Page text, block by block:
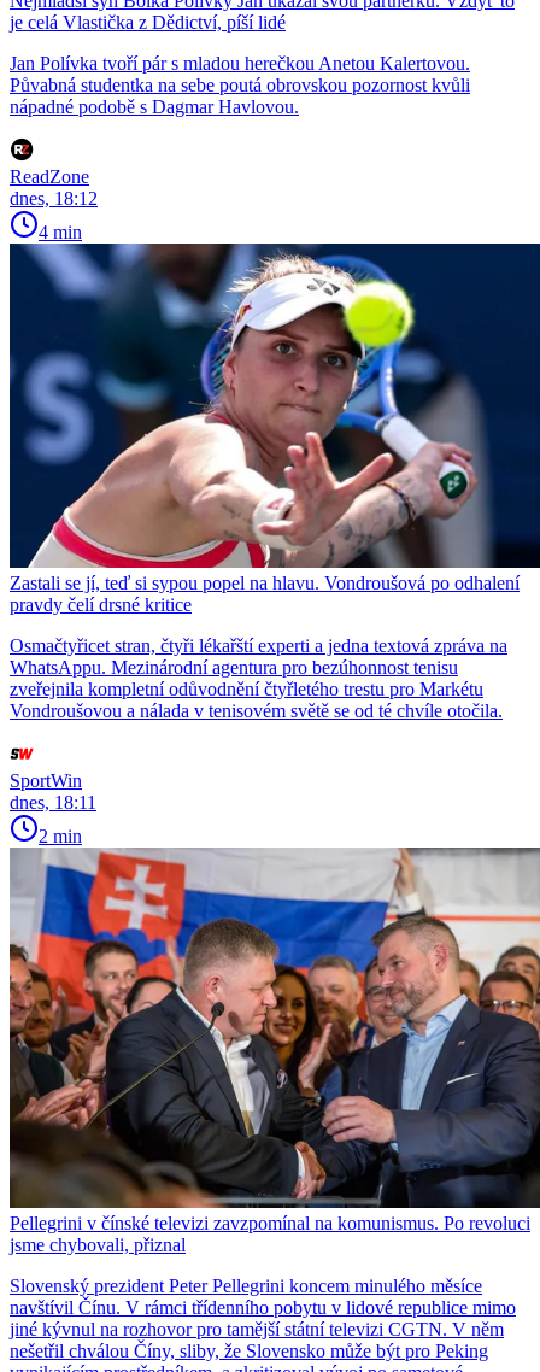
je celá Vlastička z Dědictví, píší lidé
Jan Polívka tvoří pár s mladou herečkou Anetou Kalertovou.
Půvabná studentka na sebe poutá obrovskou pozornost kvůli
nápadné podobě s Dagmar Havlovou.
ReadZone
dnes, 18:12
4 min
Zastali se jí, teď si sypou popel na hlavu. Vondroušová po odhalení
pravdy čelí drsné kritice
Osmačtyřicet stran, čtyři lékařští experti a jedna textová zpráva na
WhatsAppu. Mezinárodní agentura pro bezúhonnost tenisu
zveřejnila kompletní odůvodnění čtyřletého trestu pro Markétu
Vondroušovou a nálada v tenisovém světě se od té chvíle otočila.
SportWin
dnes, 18:11
2 min
Pellegrini v čínské televizi zavzpomínal na komunismus. Po revoluci
jsme chybovali, přiznal
Slovenský prezident Peter Pellegrini koncem minulého měsíce
navštívil Čínu. V rámci třídenního pobytu v lidové republice mimo
jiné kývnul na rozhovor pro tamější státní televizi CGTN. V něm
nešetřil chválou Číny, sliby, že Slovensko může být pro Peking